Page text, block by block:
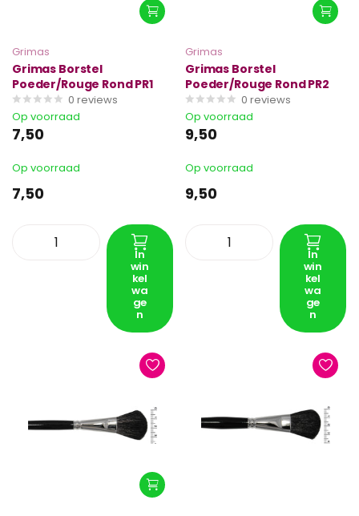
Grimas
Grimas Borstel
Poeder/Rouge Rond PR1
0 reviews
Op voorraad
7,50
Op voorraad
7,50
In
win
kel
wa
ge
n
Grimas
Grimas Borstel
Poeder/Rouge Rond PR2
0 reviews
Op voorraad
9,50
Op voorraad
9,50
In
win
kel
wa
ge
n